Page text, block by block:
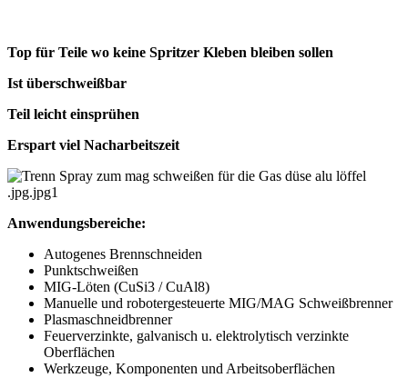
Top für Teile wo keine Spritzer Kleben bleiben sollen
Ist überschweißbar
Teil leicht einsprühen
Erspart viel Nacharbeitszeit
Anwendungsbereiche:
Autogenes Brennschneiden
Punktschweißen
MIG-Löten (CuSi3 / CuAl8)
Manuelle und robotergesteuerte MIG/MAG Schweißbrenner
Plasmaschneidbrenner
Feuerverzinkte, galvanisch u. elektrolytisch verzinkte
Oberflächen
Werkzeuge, Komponenten und Arbeitsoberflächen